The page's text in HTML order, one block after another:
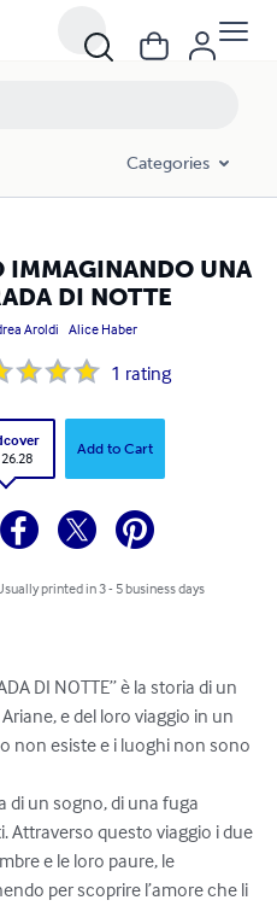
Categories
IMMAGINANDO UNA
DI NOTTE
Aroldi Alice Haber
1 rating
Add to Cart
printed in 3 - 5 business days
DI NOTTE” è la storia di un
e del loro viaggio in un
non esiste e i luoghi non sono
di un sogno, di una fuga
Attraverso questo viaggio i due
e le loro paure, le
per scoprire l’amore che li
NOTTE